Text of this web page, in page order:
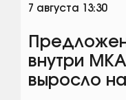
7 августа 13:30
внутри
выросло